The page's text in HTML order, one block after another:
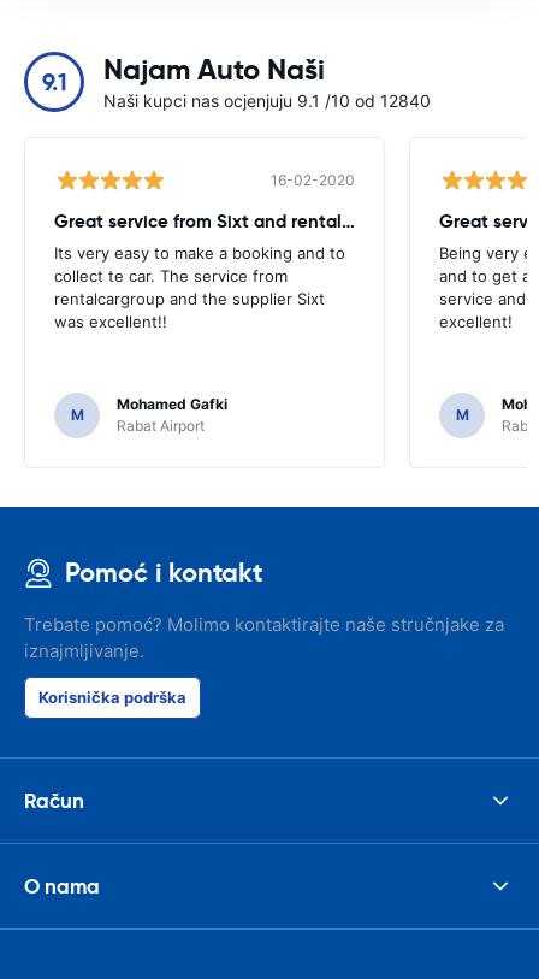
9.1 Najam Auto Naši
Naši kupci nas ocjenjuju 9.1 /10 od 12840
16-02-2020
Great service from Sixt and rentalcargroup!
Its very easy to make a booking and to
collect te car. The service from
rentalcargroup and the supplier Sixt
was excellent!!
M
Mohamed Gafki
Rabat Airport
Being very
and to get a
service and
excellent!
M
Pomoć i kontakt
Trebate pomoć? Molimo kontaktirajte naše stručnjake za
iznajmljivanje.
Korisnička podrška
Račun
O nama